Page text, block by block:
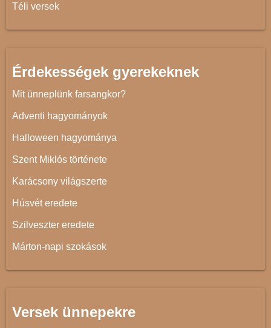
Téli versek
Érdekességek gyerekeknek
Mit ünneplünk farsangkor?
Adventi hagyományok
Halloween hagyománya
Szent Miklós története
Karácsony világszerte
Húsvét eredete
Szilveszter eredete
Márton-napi szokások
Versek ünnepekre